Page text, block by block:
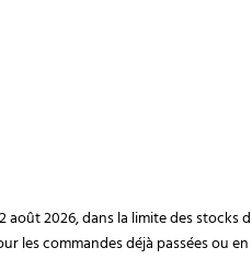
août 2026, dans la limite des
les commandes déjà passées ou